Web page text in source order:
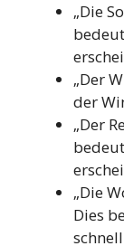
„Die
„Der
der
„Der
„Die
Dies